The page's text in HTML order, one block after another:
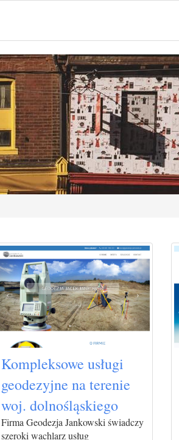
Kompleksowe usługi
geodezyjne na terenie
woj. dolnośląskiego
Firma Geodezja Jankowski świadczy
szeroki wachlarz usług